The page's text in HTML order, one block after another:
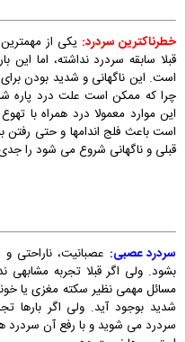
خطرناکترین سردرد: یکی از
قبلا سابقه سردرد نداشته، اما
است. این ناگهانی و شدید بودن
چرا که ممکن است علت درد پاره
این موارد معمولا درد همراه با
است باعث فلج اندامها و حتی
قبلی و ناگهانی شروع می شود را
سردرد عصبی: عصبانیت،
بشود. ولی اگر قبلا تجربه
مسائل مهمی نظیر سکته مغزی یا
شدید بوجود آید. ولی اگر بارها
سردرد می شوید و با رفع آن سردرد